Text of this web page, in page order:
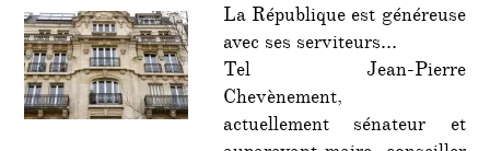
de
La République est généreuse
avec ses serviteurs…
Tel Jean-Pierre
Chevènement,
actuellement sénateur et